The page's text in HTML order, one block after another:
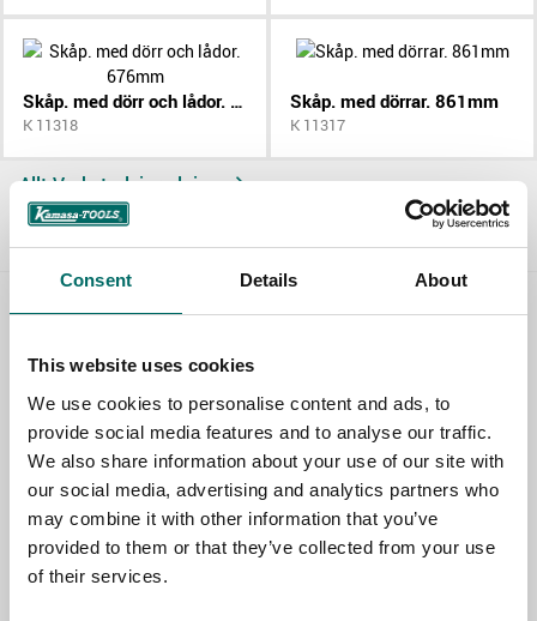
Consent Details About
This website uses cookies
We use cookies to personalise content and ads, to
provide social media features and to analyse our traffic.
We also share information about your use of our site with
our social media, advertising and analytics partners who
may combine it with other information that you’ve
provided to them or that they’ve collected from your use
of their services.
Skåp. med dörr och lådor. 676mm
K 11318
Skåp. med dörrar. 861mm
K 11317
Allt Verkstadsinredning
NAME
EMAIL